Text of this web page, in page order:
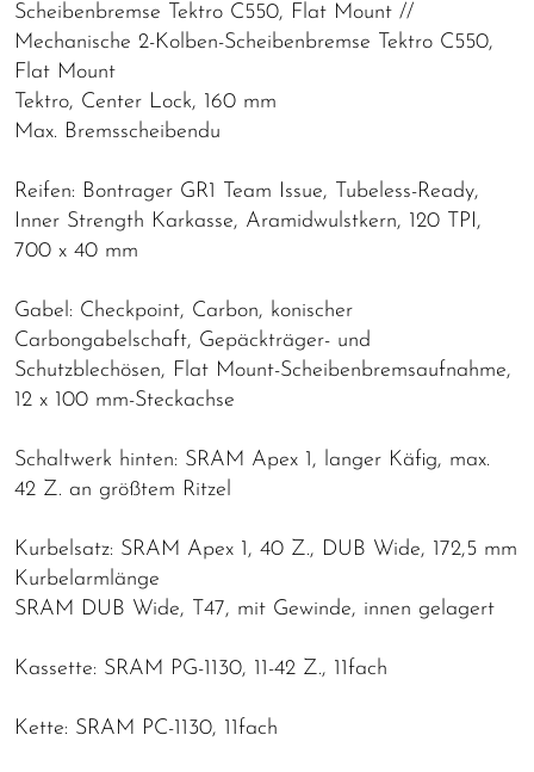
Scheibenbremse Tektro C550, Flat Mount //
Mechanische 2-Kolben-Scheibenbremse Tektro C550,
Flat Mount
Tektro, Center Lock, 160 mm
Max. Bremsscheibendu
Reifen: Bontrager GR1 Team Issue, Tubeless-Ready,
Inner Strength Karkasse, Aramidwulstkern, 120 TPI,
700 x 40 mm
Gabel: Checkpoint, Carbon, konischer
Carbongabelschaft, Gepäckträger- und
Schutzblechösen, Flat Mount-Scheibenbremsaufnahme,
12 x 100 mm-Steckachse
Schaltwerk hinten: SRAM Apex 1, langer Käfig, max.
42 Z. an größtem Ritzel
Kurbelsatz: SRAM Apex 1, 40 Z., DUB Wide, 172,5 mm
Kurbelarmlänge
SRAM DUB Wide, T47, mit Gewinde, innen gelagert
Kassette: SRAM PG-1130, 11-42 Z., 11fach
Kette: SRAM PC-1130, 11fach